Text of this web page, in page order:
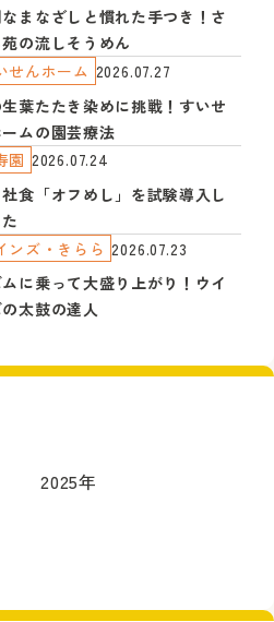
まなざしと慣れた手つき！さ
苑の流しそうめん
葉たたき染めに挑戦！すいせ
ムの園芸療法
せんホーム 2026.07.27
食「オフめし」を試験導入し
園 2026.07.24
ムに乗って大盛り上がり！ウイ
の太鼓の達人
ンズ・きらら 2026.07.23
2025年